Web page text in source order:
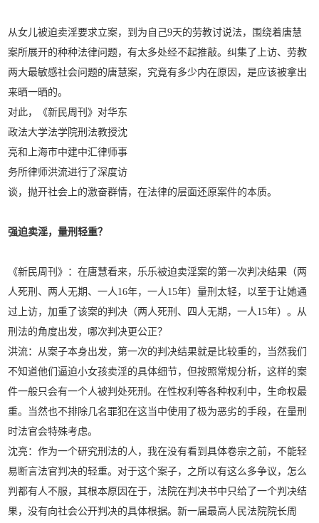
从女儿被迫卖淫要求立案，到为自己9天的劳教讨说法，围绕着唐慧
案所展开的种种法律问题，有太多处经不起推敲。纠集了上访、劳教
两大最敏感社会问题的唐慧案，究竟有多少内在原因，是应该被拿出
来晒一晒的。
对此，《新民周刊》对华东
政法大学法学院刑法教授沈
亮和上海市中建中汇律师事
务所律师洪流进行了深度访
谈，抛开社会上的激奋群情，在法律的层面还原案件的本质。
强迫卖淫，量刑轻重？
《新民周刊》：在唐慧看来，乐乐被迫卖淫案的第一次判决结果（两
人死刑、两人无期、一人16年，一人15年）量刑太轻，以至于让她通
过上访，加重了该案的判决（两人死刑、四人无期，一人15年）。从
刑法的角度出发，哪次判决更公正？
洪流：从案子本身出发，第一次的判决结果就是比较重的，当然我们
不知道他们逼迫小女孩卖淫的具体细节，但按照常规分析，这样的案
件一般只会有一个人被判处死刑。在性权利等各种权利中，生命权最
重。当然也不排除几名罪犯在这当中使用了极为恶劣的手段，在量刑
时法官会特殊考虑。
沈亮：作为一个研究刑法的人，我在没有看到具体卷宗之前，不能轻
易断言法官判决的轻重。对于这个案子，之所以有这么多争议，怎么
判都有人不服，其根本原因在于，法院在判决书中只给了一个判决结
果，没有向社会公开判决的具体根据。新一届最高人民法院院长周